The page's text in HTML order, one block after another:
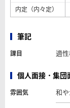
内定（内々定）
筆記
課目 適
個人面接・集団
雰囲気 和